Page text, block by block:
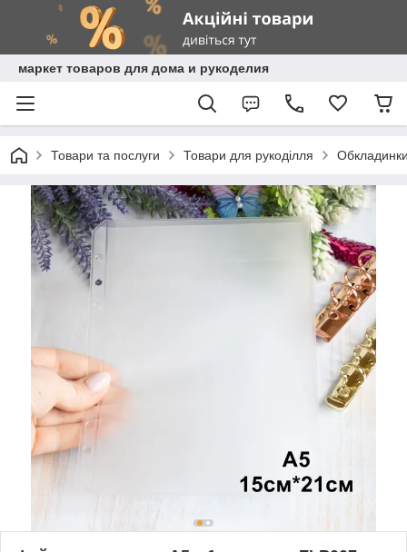
маркет товаров для дома и рукоделия
Товари та послуги Товари для рукоділля